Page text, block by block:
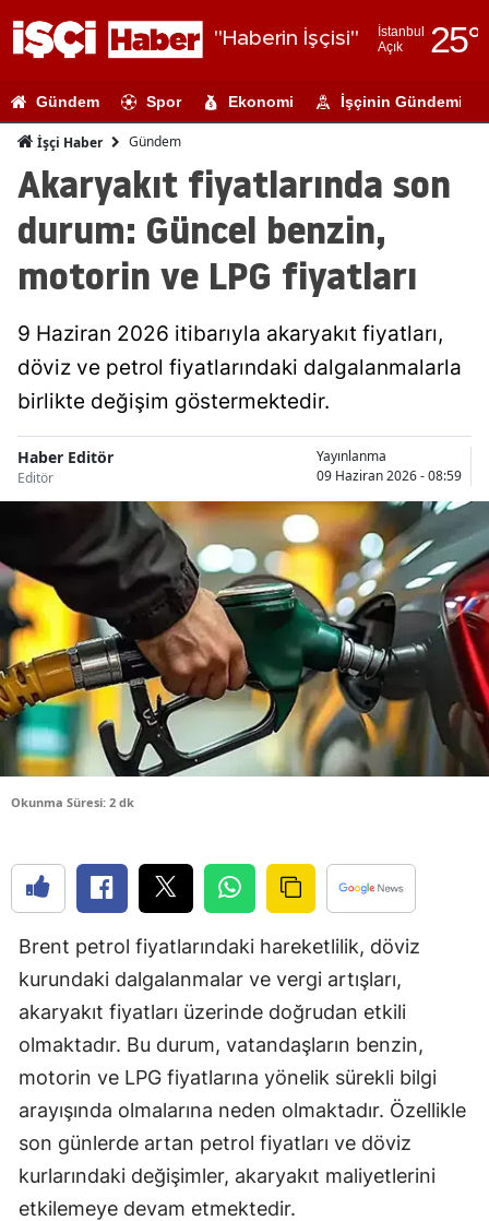
"Haberin İşçisi"
İstanbul
Açık
25°
Adıyaman
Ağrı
Ankara
Antalya
Artvin
Balıkesir
Bilecik
Bingöl
Bitlis
Bolu
Burdur
Bursa
Çanakkale
Çorum
Denizli
Diyarbakır
Edirne
Elazığ
Erzincan
Erzurum
Eskişehir
Gündem Spor Ekonomi İşçinin Gündemi
İşçi Haber Gündem
Akaryakıt fiyatlarında son
durum: Güncel benzin,
motorin ve LPG fiyatları
9 Haziran 2026 itibarıyla akaryakıt fiyatları,
döviz ve petrol fiyatlarındaki dalgalanmalarla
birlikte değişim göstermektedir.
Haber Editör
Editör
Yayınlanma
09 Haziran 2026 - 08:59
Okunma Süresi: 2 dk
Brent petrol fiyatlarındaki hareketlilik, döviz
kurundaki dalgalanmalar ve vergi artışları,
akaryakıt fiyatları üzerinde doğrudan etkili
olmaktadır. Bu durum, vatandaşların benzin,
motorin ve LPG fiyatlarına yönelik sürekli bilgi
arayışında olmalarına neden olmaktadır. Özellikle
son günlerde artan petrol fiyatları ve döviz
kurlarındaki değişimler, akaryakıt maliyetlerini
etkilemeye devam etmektedir.